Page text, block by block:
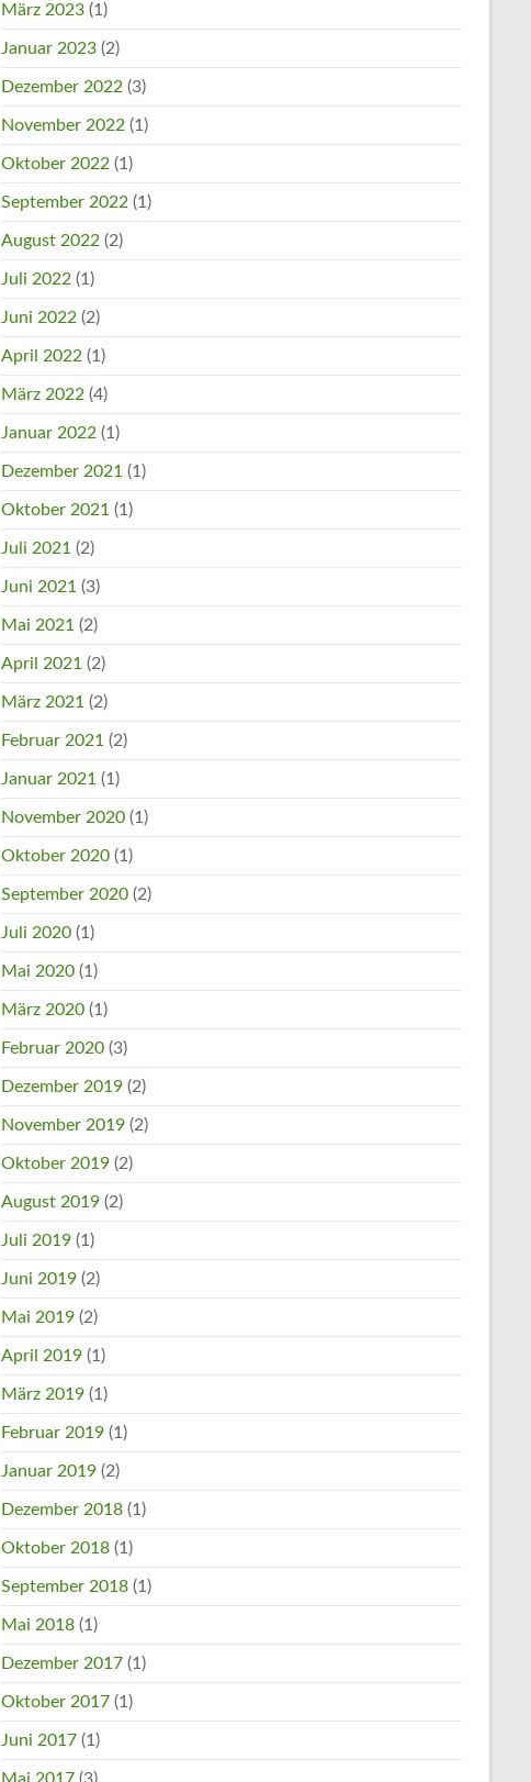
März 2023 (1)
Januar 2023 (2)
Dezember 2022 (3)
November 2022 (1)
Oktober 2022 (1)
September 2022 (1)
August 2022 (2)
Juli 2022 (1)
Juni 2022 (2)
April 2022 (1)
März 2022 (4)
Januar 2022 (1)
Dezember 2021 (1)
Oktober 2021 (1)
Juli 2021 (2)
Juni 2021 (3)
Mai 2021 (2)
April 2021 (2)
März 2021 (2)
Februar 2021 (2)
Januar 2021 (1)
November 2020 (1)
Oktober 2020 (1)
September 2020 (2)
Juli 2020 (1)
Mai 2020 (1)
März 2020 (1)
Februar 2020 (3)
Dezember 2019 (2)
November 2019 (2)
Oktober 2019 (2)
August 2019 (2)
Juli 2019 (1)
Juni 2019 (2)
Mai 2019 (2)
April 2019 (1)
März 2019 (1)
Februar 2019 (1)
Januar 2019 (2)
Dezember 2018 (1)
Oktober 2018 (1)
September 2018 (1)
Mai 2018 (1)
Dezember 2017 (1)
Oktober 2017 (1)
Juni 2017 (1)